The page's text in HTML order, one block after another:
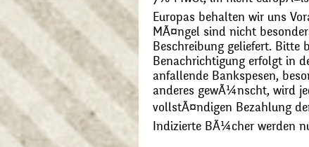
Europas behalten wir uns
MÃ¤ngel sind nicht
Beschreibung geliefert. Bitte
Benachrichtigung erfolgt in
anfallende Bankspesen,
anderes gewÃ¼nscht, wird
vollstÃ¤ndigen Bezahlung
Indizierte BÃ¼cher werden